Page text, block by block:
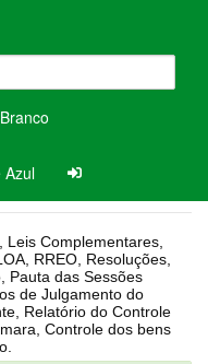
Azul
Resoluções,
Pauta das Sessões
de Julgamento do